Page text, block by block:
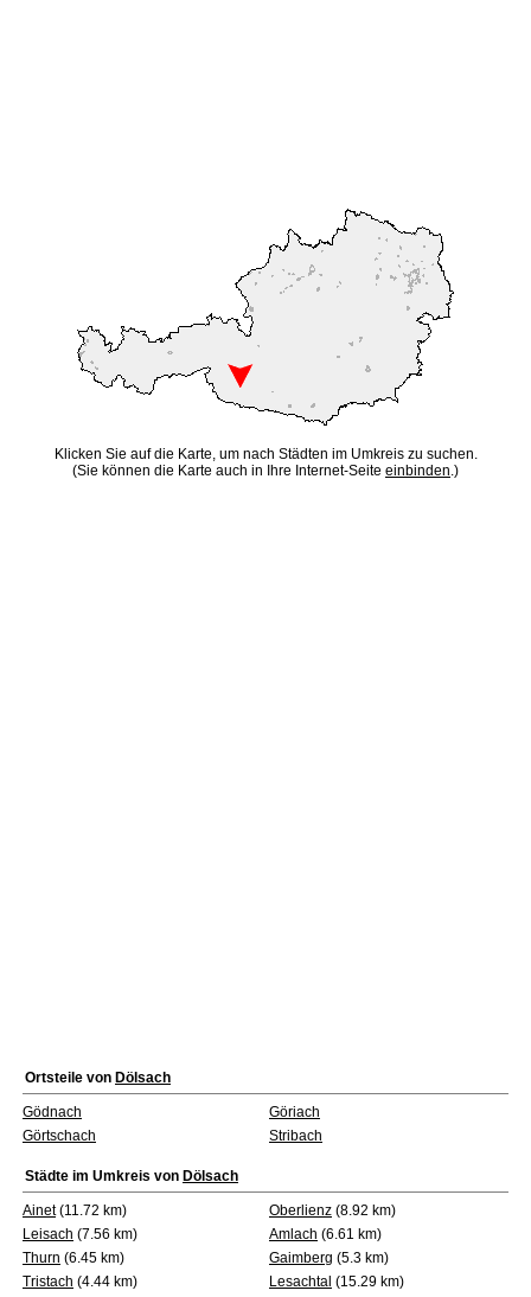
Klicken Sie auf die Karte, um nach Städten im Umkreis zu suchen.
(Sie können die Karte auch in Ihre Internet-Seite einbinden.)
Ortsteile von Dölsach
Gödnach
Göriach
Görtschach
Stribach
Städte im Umkreis von Dölsach
Ainet(11.72 km) Oberlienz (8.92 km)
Leisach (7.56 km) Amlach (6.61 km)
Thurn (6.45 km) Gaimberg (5.3 km)
Tristach (4.44 km) Lesachtal (15.29 km)